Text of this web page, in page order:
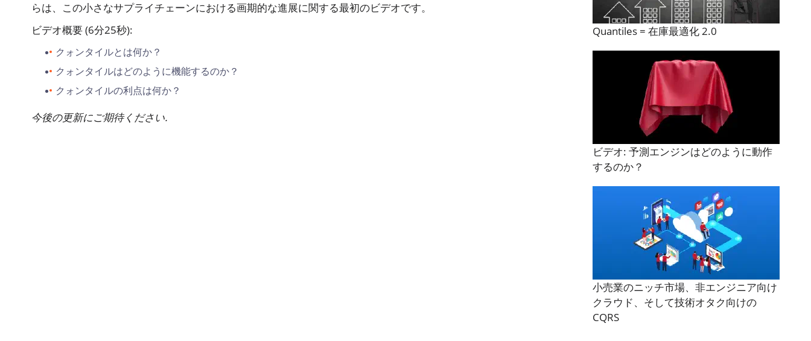
らは、この小さなサプライチェーンにおける画期的な進展に関する最初のビデオです。
ビデオ概要 (6分25秒):
クォンタイルとは何か？
クォンタイルはどのように機能するのか？
クォンタイルの利点は何か？
今後の更新にご期待ください.
Quantiles = 在庫最適化 2.0
ビデオ: 予測エンジンはどのように動作
するのか？
小売業のニッチ市場、非エンジニア向け
クラウド、そして技術オタク向けの
CQRS